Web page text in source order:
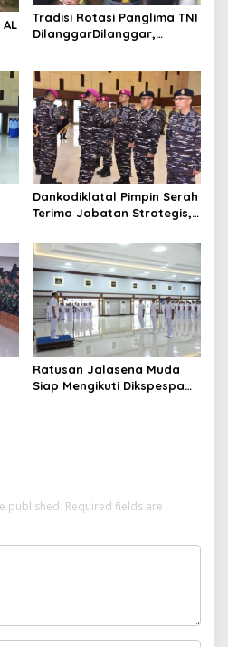
Tradisi Rotasi Panglima TNI
DilanggarDilanggar,
Dankodiklatal Pimpin Serah
Terima Jabatan Strategis,
Berganti
Ratusan Jalasena Muda
Siap Mengikuti Dikspespa
published. Required fields are